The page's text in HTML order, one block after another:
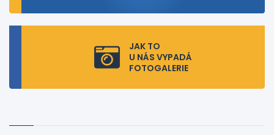
JAK TO
U NÁS VYPADÁ
FOTOGALERIE